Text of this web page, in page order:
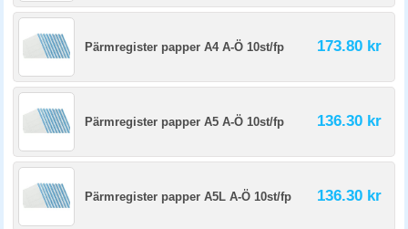
Pärmregister papper A4 A-Ö 10st/fp 173.80 kr
Pärmregister papper A5 A-Ö 10st/fp 136.30 kr
Pärmregister papper A5L A-Ö 10st/fp 136.30 kr